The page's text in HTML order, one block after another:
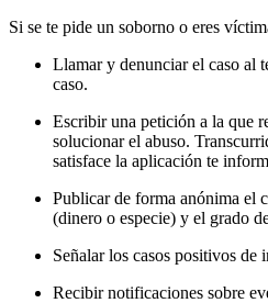
Si se te pide un soborno o eres
Llamar y denunciar el caso al
caso.
Escribir una petición a la que
solucionar el abuso.
satisface la aplicación te
Publicar de forma anónima el
(dinero o especie) y el grado
Señalar los casos positivos
Recibir notificaciones sobre